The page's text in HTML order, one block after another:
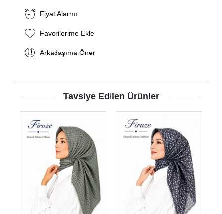
Fiyat Alarmı
Favorilerime Ekle
Arkadaşıma Öner
Tavsiye Edilen Ürünler